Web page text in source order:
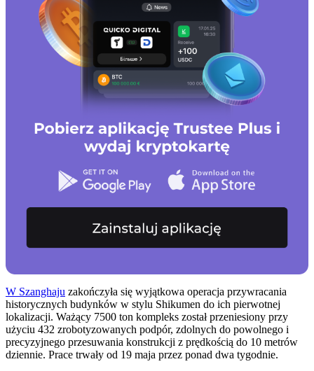
W Szanghaju zakończyła się wyjątkowa operacja przywracania
historycznych budynków w stylu Shikumen do ich pierwotnej
lokalizacji. Ważący 7500 ton kompleks został przeniesiony przy
użyciu 432 zrobotyzowanych podpór, zdolnych do powolnego i
precyzyjnego przesuwania konstrukcji z prędkością do 10 metrów
dziennie. Prace trwały od 19 maja przez ponad dwa tygodnie.